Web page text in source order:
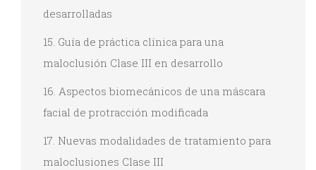
desarrolladas
15. Guía de práctica clínica para una
maloclusión Clase III en desarrollo
16. Aspectos biomecánicos de una máscara
facial de protracción modificada
17. Nuevas modalidades de tratamiento para
maloclusiones Clase III